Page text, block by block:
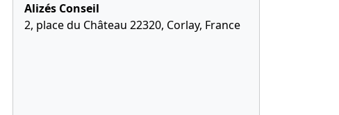
Alizés Conseil
2, place du Château 22320, Corlay, France